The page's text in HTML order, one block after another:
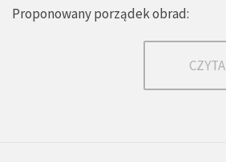
Proponowany porządek obrad: